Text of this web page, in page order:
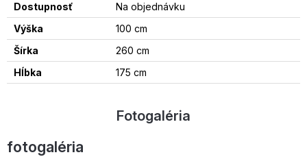
Dostupnosť
Na objednávku
Výška
100 cm
Šírka
260 cm
Hĺbka
175 cm
Fotogaléria
fotogaléria